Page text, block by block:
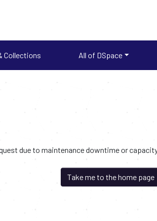
Collections All of DSpace
due to maintenance downtime or
Take me to the home page